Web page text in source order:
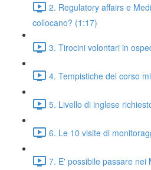
2. Regulatory affairs e
collocano? (1:17)
3. Tirocini volontari in
4. Tempistiche del corso
5. Livello di inglese
6. Le 10 visite di
7. E' possibile passare nei